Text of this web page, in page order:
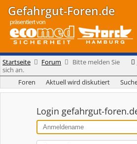
Gefahrgut-Foren.de
Startseite Forum
Bitte melden Sie
sich an.
Foren
Aktuell wird diskutiert
Login gefahrgut-